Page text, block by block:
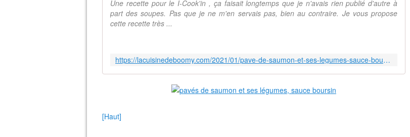
Une recette pour le I-Cook'in , ça faisait longtemps que je n'avais rien publié d'autre à
part des soupes. Pas que je ne m'en servais pas, bien au contraire. Je vous propose
cette recette très ...
https://lacuisinedeboomy.com/2021/01/pave-de-saumon-et-ses-legumes-sauce-boursin-i-cook-in.html
[Haut]